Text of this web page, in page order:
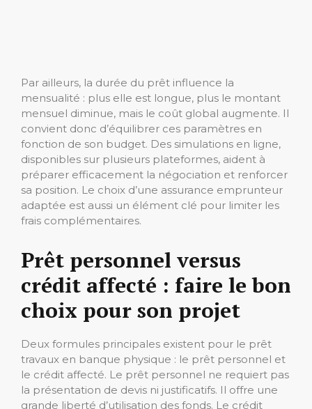
Par ailleurs, la durée du prêt influence la
mensualité : plus elle est longue, plus le montant
mensuel diminue, mais le coût global augmente. Il
convient donc d’équilibrer ces paramètres en
fonction de son budget. Des simulations en ligne,
disponibles sur plusieurs plateformes, aident à
préparer efficacement la négociation et renforcer
sa position. Le choix d’une assurance emprunteur
adaptée est aussi un élément clé pour limiter les
frais complémentaires.
Prêt personnel versus
crédit affecté : faire le bon
choix pour son projet
Deux formules principales existent pour le prêt
travaux en banque physique : le prêt personnel et
le crédit affecté. Le prêt personnel ne requiert pas
la présentation de devis ni justificatifs. Il offre une
grande liberté d’utilisation des fonds. Le crédit